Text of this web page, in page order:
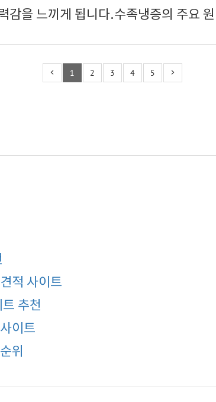
감을 느끼게 됩니다.수족냉증의 주요
1 2 3 4 5
적 사이트
추천
이트
위